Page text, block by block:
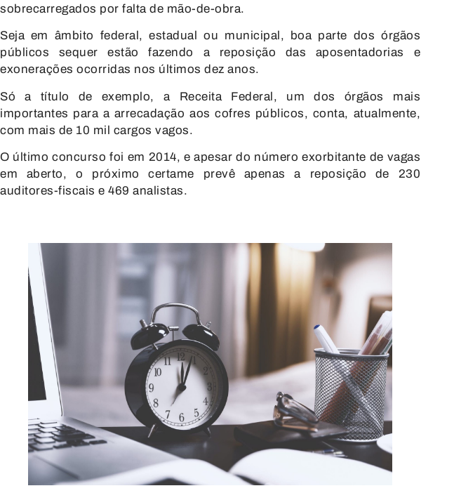
sobrecarregados por falta de mão-de-obra.
Seja em âmbito federal, estadual ou municipal, boa parte dos órgãos
públicos sequer estão fazendo a reposição das aposentadorias e
exonerações ocorridas nos últimos dez anos.
Só a título de exemplo, a Receita Federal, um dos órgãos mais
importantes para a arrecadação aos cofres públicos, conta, atualmente,
com mais de 10 mil cargos vagos.
O último concurso foi em 2014, e apesar do número exorbitante de vagas
em aberto, o próximo certame prevê apenas a reposição de 230
auditores-fiscais e 469 analistas.